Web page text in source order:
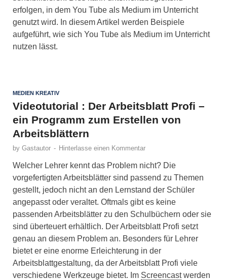
erfolgen, in dem You Tube als Medium im Unterricht
genutzt wird. In diesem Artikel werden Beispiele
aufgeführt, wie sich You Tube als Medium im Unterricht
nutzen lässt.
MEDIEN KREATIV
Videotutorial : Der Arbeitsblatt Profi –
ein Programm zum Erstellen von
Arbeitsblättern
by Gastautor - Hinterlasse einen Kommentar
Welcher Lehrer kennt das Problem nicht? Die
vorgefertigten Arbeitsblätter sind passend zu Themen
gestellt, jedoch nicht an den Lernstand der Schüler
angepasst oder veraltet. Oftmals gibt es keine
passenden Arbeitsblätter zu den Schulbüchern oder sie
sind überteuert erhältlich. Der Arbeitsblatt Profi setzt
genau an diesem Problem an. Besonders für Lehrer
bietet er eine enorme Erleichterung in der
Arbeitsblattgestaltung, da der Arbeitsblatt Profi viele
verschiedene Werkzeuge bietet. Im Screencastwerden